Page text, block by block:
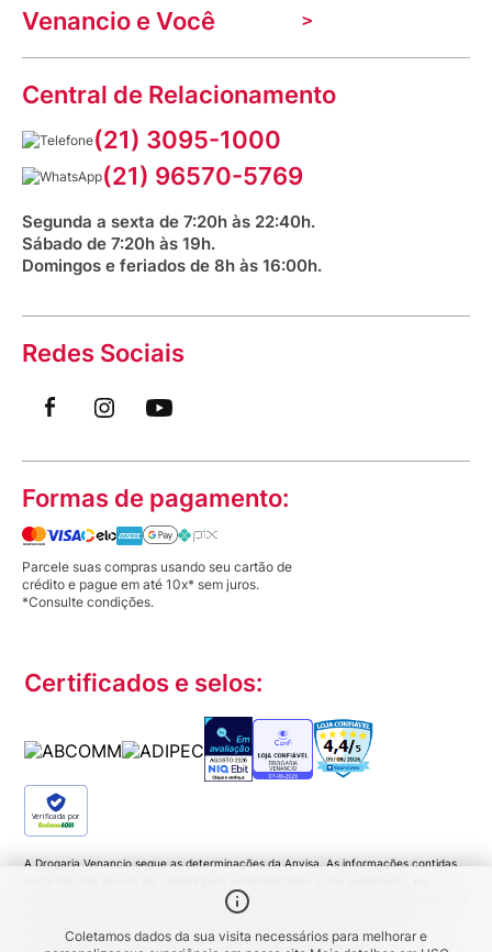
Coletamos dados da sua visita necessários para melhorar e
Indique seu imóvel
Aniversário Venancio 2025
Mecânica de promoções
Dúvidas frequentes
Prazos e entregas
Bioimpedância Gratuita
Venancio e Você
VClube - Programa de fidelidade
Fale com o farmacêutico
Fale conosco
Saúde na praça
Central de Relacionamento
(21) 3095-1000
(21) 96570-5769
Segunda a sexta de 7:20h às 22:40h.
Sábado de 7:20h às 19h.
Domingos e feriados de 8h às 16:00h.
Redes Sociais
Formas de pagamento:
Parcele suas compras usando seu cartão de
crédito e pague em até 10x* sem juros.
*Consulte condições.
Certificados e selos:
Verificada por
A Drogaria Venancio segue as determinações da Anvisa. As informações contidas
hipótese alguma, as orientações dadas pelo profissional da área médica. Somente o
médico está apto a diagnosticar qualquer problema de saúde e prescrever o
tratamento adequado. Ao persistirem os sintomas um médico deverá ser